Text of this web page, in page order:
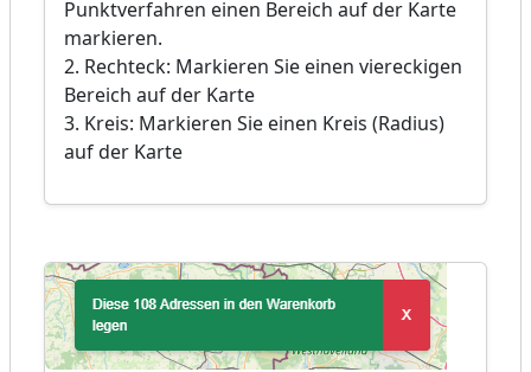
Punktverfahren einen Bereich auf der Karte
markieren.
2. Rechteck: Markieren Sie einen viereckigen
Bereich auf der Karte
3. Kreis: Markieren Sie einen Kreis (Radius)
auf der Karte